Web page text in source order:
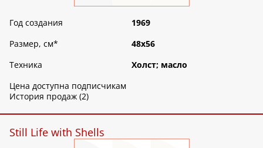
Год создания
1969
Размер, см*
48х56
Техника
Холст; масло
Цена доступна подписчикам
История продаж (2)
Still Life with Shells